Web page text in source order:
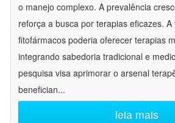
o manejo complexo. A prevalência
reforça a busca por terapias eficazes.
fitofármacos poderia oferecer terapias
integrando sabedoria tradicional e
pesquisa visa aprimorar o arsenal
benefician...
leia mais